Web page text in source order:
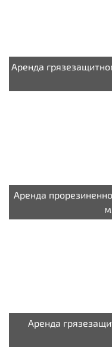
Аренда
Аренда
Аренда